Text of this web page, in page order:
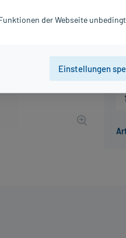
der Webseite
Einstellungen